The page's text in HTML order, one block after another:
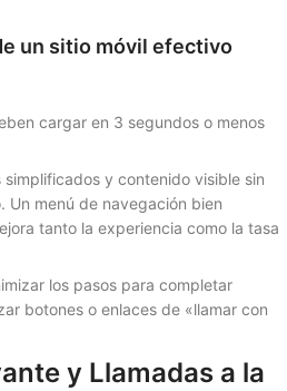
un sitio móvil efectivo
cargar en 3 segundos o menos
simplificados y contenido visible sin
Un menú de navegación bien
tanto la experiencia como la tasa
los pasos para completar
botones o enlaces de «llamar con
y Llamadas a la